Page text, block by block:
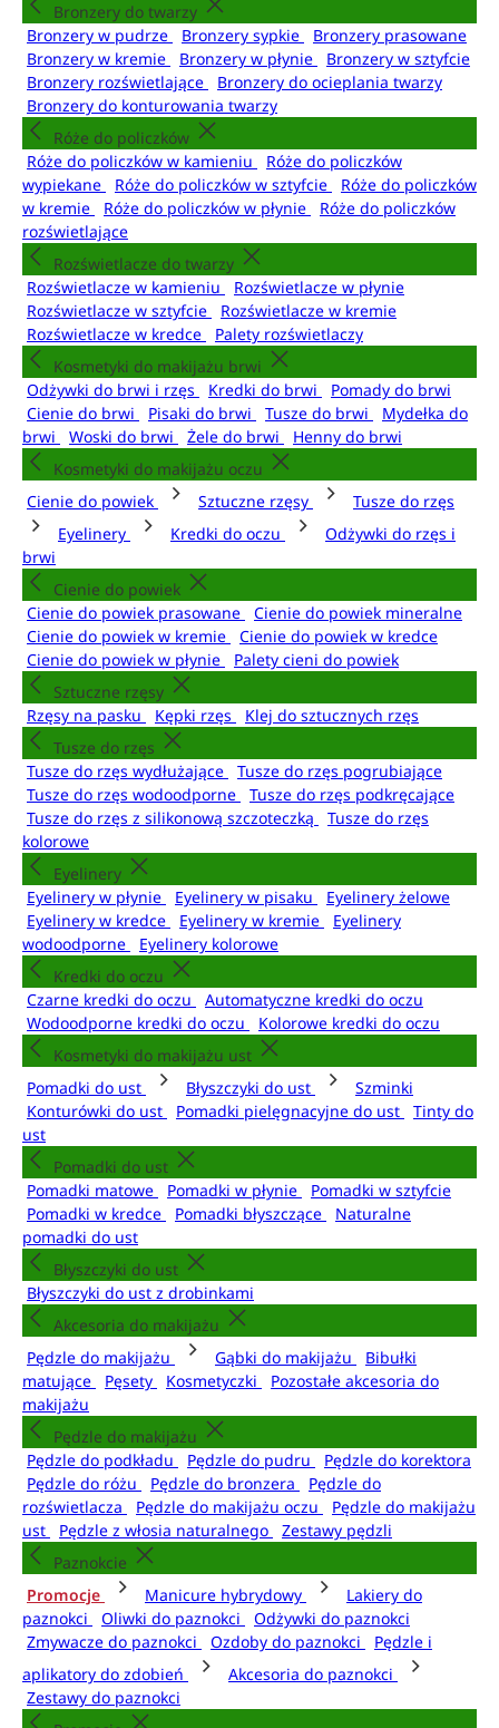
Bronzery do twarzy
Bronzery w pudrze
Bronzery sypkie
Bronzery prasowane
Bronzery w kremie
Bronzery w płynie
Bronzery w sztyfcie
Bronzery rozświetlające
Bronzery do ocieplania twarzy
Bronzery do konturowania twarzy
Róże do policzków
Róże do policzków w kamieniu
Róże do policzków
wypiekane
Róże do policzków w sztyfcie
Róże do policzków
w kremie
Róże do policzków w płynie
Róże do policzków
rozświetlające
Rozświetlacze do twarzy
Rozświetlacze w kamieniu
Rozświetlacze w płynie
Rozświetlacze w sztyfcie
Rozświetlacze w kremie
Rozświetlacze w kredce
Palety rozświetlaczy
Kosmetyki do makijażu brwi
Odżywki do brwi i rzęs
Kredki do brwi
Pomady do brwi
Cienie do brwi
Pisaki do brwi Tusze do brwi
Mydełka do
brwi
Woski do brwi Żele do brwi
Henny do brwi
Kosmetyki do makijażu oczu
Cienie do powiek
Sztuczne rzęsy
Tusze do rzęs
Eyelinery
Kredki do oczu
Odżywki do rzęs i
brwi
Cienie do powiek
Cienie do powiek prasowane
Cienie do powiek mineralne
Cienie do powiek w kremie
Cienie do powiek w kredce
Cienie do powiek w płynie
Palety cieni do powiek
Sztuczne rzęsy
Rzęsy na pasku
Kępki rzęs
Klej do sztucznych rzęs
Tusze do rzęs
Tusze do rzęs wydłużające
Tusze do rzęs pogrubiające
Tusze do rzęs wodoodporne
Tusze do rzęs podkręcające
Tusze do rzęs z silikonową szczoteczką
Tusze do rzęs
kolorowe
Eyelinery
Eyelinery w płynie
Eyelinery w pisaku
Eyelinery żelowe
Eyelinery w kredce
Eyelinery w kremie
Eyelinery
wodoodporne
Eyelinery kolorowe
Kredki do oczu
Czarne kredki do oczu
Automatyczne kredki do oczu
Wodoodporne kredki do oczu
Kolorowe kredki do oczu
Kosmetyki do makijażu ust
Pomadki do ust
Błyszczyki do ust
Szminki
Konturówki do ust
Pomadki pielęgnacyjne do ust
Tinty do
ust
Pomadki do ust
Pomadki matowe
Pomadki w płynie
Pomadki w sztyfcie
Pomadki w kredce
Pomadki błyszczące
Naturalne
pomadki do ust
Błyszczyki do ust
Błyszczyki do ust z drobinkami
Akcesoria do makijażu
Pędzle do makijażu
Gąbki do makijażu
Bibułki
matujące
Pęsety Kosmetyczki
Pozostałe akcesoria do
makijażu
Pędzle do makijażu
Pędzle do podkładu
Pędzle do pudru
Pędzle do korektora
Pędzle do różu
Pędzle do bronzera
Pędzle do
rozświetlacza
Pędzle do makijażu oczu
Pędzle do makijażu
ust
Pędzle z włosia naturalnego
Zestawy pędzli
Paznokcie
Promocje
Manicure hybrydowy
Lakiery do
paznokci
Oliwki do paznokci
Odżywki do paznokci
Zmywacze do paznokci
Ozdoby do paznokci
Pędzle i
aplikatory do zdobień
Akcesoria do paznokci
Zestawy do paznokci